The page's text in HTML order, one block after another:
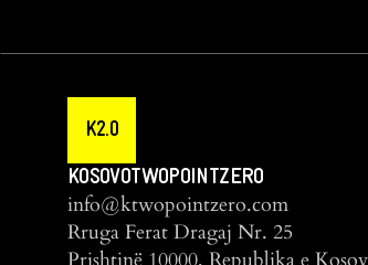
K2.0
KOSOVOTWOPOINTZERO
info@ktwopointzero.com
Rruga Ferat Dragaj Nr. 25